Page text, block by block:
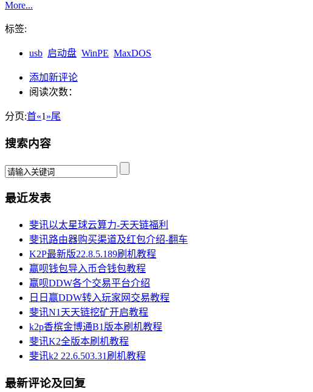
More...
标签:
usb 启动盘 WinPE MaxDOS
添加新评论
阅读次数：
分页:首«1 »尾
搜索内容
最近发表
斐讯以太星球云算力-天天链福利
斐讯路由器购买渠道及红包介绍-翻车
K2P最新版22.8.5.189刷机教程
赢呗钱包导入币合钱包教程
赢呗DDW各个交易平台介绍
日日赢DDW转入玩家网交易教程
斐讯N1天天链挖矿开启教程
k2p香槟金博通B1版本刷机教程
斐讯K2全版本刷机教程
斐讯k2 22.6.503.31刷机教程
最新评论及回复